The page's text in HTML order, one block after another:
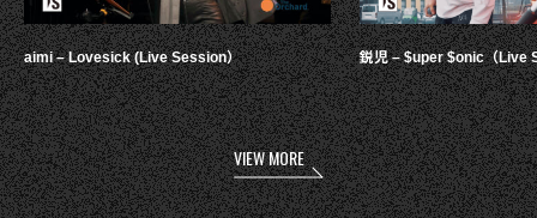
aimi – Lovesick (Live Session） 鋭児 – $uper $onic（Live
VIEW MORE